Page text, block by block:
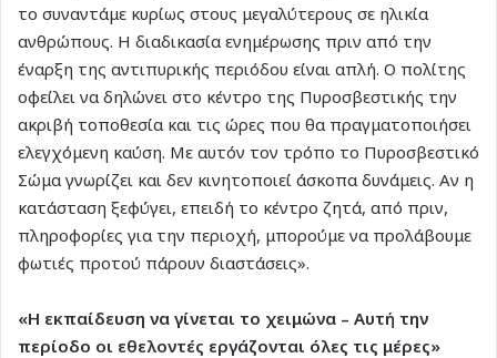
το συναντάμε κυρίως στους μεγαλύτερους σε ηλικία
ανθρώπους. Η διαδικασία ενημέρωσης πριν από την
έναρξη της αντιπυρικής περιόδου είναι απλή. Ο πολίτης
οφείλει να δηλώνει στο κέντρο της Πυροσβεστικής την
ακριβή τοποθεσία και τις ώρες που θα πραγματοποιήσει
ελεγχόμενη καύση. Με αυτόν τον τρόπο το Πυροσβεστικό
Σώμα γνωρίζει και δεν κινητοποιεί άσκοπα δυνάμεις. Αν η
κατάσταση ξεφύγει, επειδή το κέντρο ζητά, από πριν,
πληροφορίες για την περιοχή, μπορούμε να προλάβουμε
φωτιές προτού πάρουν διαστάσεις».
«Η εκπαίδευση να γίνεται το χειμώνα – Αυτή την
περίοδο οι εθελοντές εργάζονται όλες τις μέρες»